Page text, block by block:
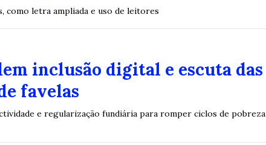
como letra ampliada e uso de leitores
inclusão digital e escuta das
favelas
e regularização fundiária para romper ciclos de pobreza